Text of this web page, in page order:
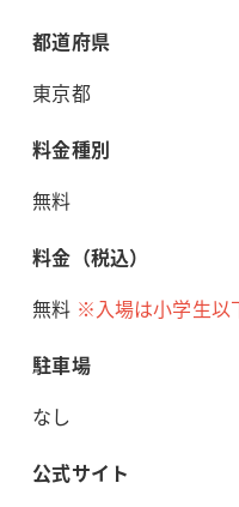
都道府県
東京都
料金種別
無料
料金（税込）
無料 ※入場は小学生以
駐車場
なし
公式サイト